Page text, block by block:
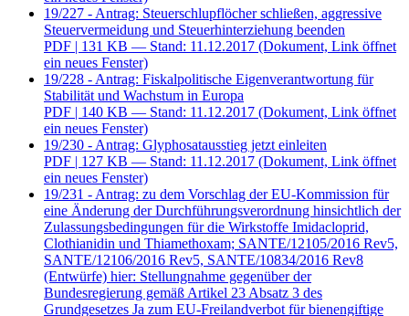
19/227 - Antrag: Steuerschlupflöcher schließen, aggressive
Steuervermeidung und Steuerhinterziehung beenden
PDF | 131 KB — Stand: 11.12.2017 (Dokument, Link öffnet
ein neues Fenster)
19/228 - Antrag: Fiskalpolitische Eigenverantwortung für
Stabilität und Wachstum in Europa
PDF | 140 KB — Stand: 11.12.2017 (Dokument, Link öffnet
ein neues Fenster)
19/230 - Antrag: Glyphosatausstieg jetzt einleiten
PDF | 127 KB — Stand: 11.12.2017 (Dokument, Link öffnet
ein neues Fenster)
19/231 - Antrag: zu dem Vorschlag der EU-Kommission für
eine Änderung der Durchführungsverordnung hinsichtlich der
Zulassungsbedingungen für die Wirkstoffe Imidacloprid,
Clothianidin und Thiamethoxam; SANTE/12105/2016 Rev5,
SANTE/12106/2016 Rev5, SANTE/10834/2016 Rev8
(Entwürfe) hier: Stellungnahme gegenüber der
Bundesregierung gemäß Artikel 23 Absatz 3 des
Grundgesetzes Ja zum EU-Freilandverbot für bienengiftige